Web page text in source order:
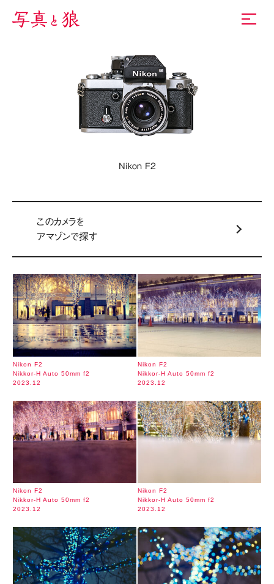
Nikon F2
このカメラを
アマゾンで探す
Nikon F2
Nikkor-H Auto 50mm f2
2023.12
Nikon F2
Nikkor-H Auto 50mm f2
2023.12
Nikon F2
Nikkor-H Auto 50mm f2
2023.12
Nikon F2
Nikkor-H Auto 50mm f2
2023.12